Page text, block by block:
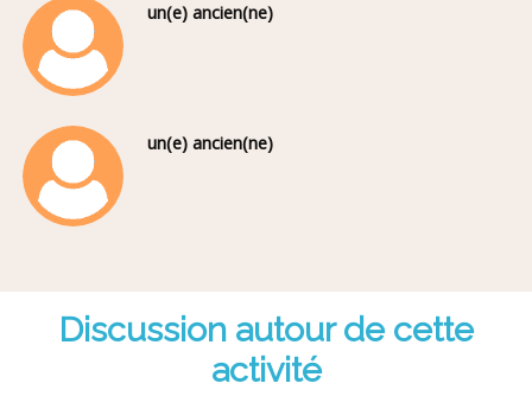
un(e) ancien(ne)
un(e) ancien(ne)
Discussion autour de cette
activité